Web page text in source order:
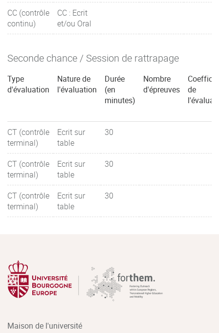
CC (contrôle
continu)
CC : Ecrit
et/ou Oral
Seconde chance / Session de rattrapage
Type
d'évaluation
Nature de
l'évaluation
Durée
(en
minutes)
Nombre
d'épreuves
de
CT (contrôle
terminal)
Ecrit sur
table
30
CT (contrôle
terminal)
Ecrit sur
table
30
CT (contrôle
terminal)
Ecrit sur
table
30
Maison de l'université